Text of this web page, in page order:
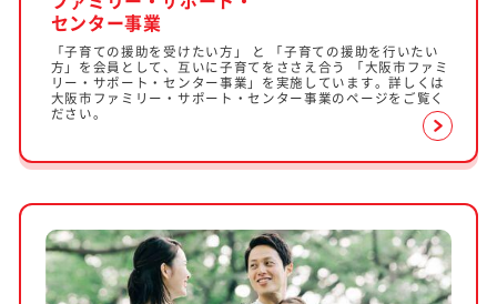
センター事業
「子育ての援助を受けたい方」 と 「子育ての援助を行いたい
方」を会員として、互いに子育てをささえ合う 「大阪市ファミ
リー・サポート・センター事業」を実施しています。詳しくは
大阪市ファミリー・サポート・センター事業のページをご覧く
ださい。